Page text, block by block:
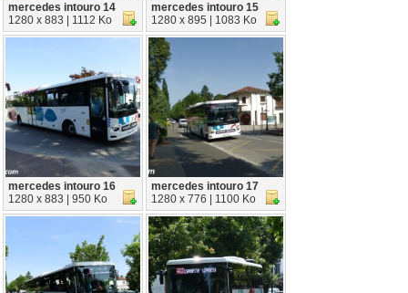
mercedes intouro 14
1280 x 883 | 1112 Ko
mercedes intouro 15
1280 x 895 | 1083 Ko
mercedes intouro 16
1280 x 883 | 950 Ko
mercedes intouro 17
1280 x 776 | 1100 Ko